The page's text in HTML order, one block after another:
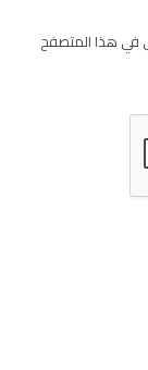
في هذا المتصفح